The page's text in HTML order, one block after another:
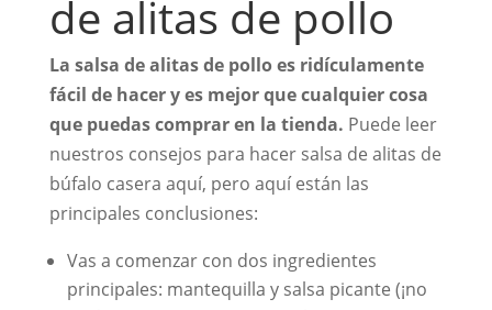
de alitas de pollo
La salsa de alitas de pollo es ridículamente
fácil de hacer y es mejor que cualquier cosa
que puedas comprar en la tienda. Puede leer
nuestros consejos para hacer salsa de alitas de
búfalo casera aquí, pero aquí están las
principales conclusiones:
Vas a comenzar con dos ingredientes
principales: mantequilla y salsa picante (¡no